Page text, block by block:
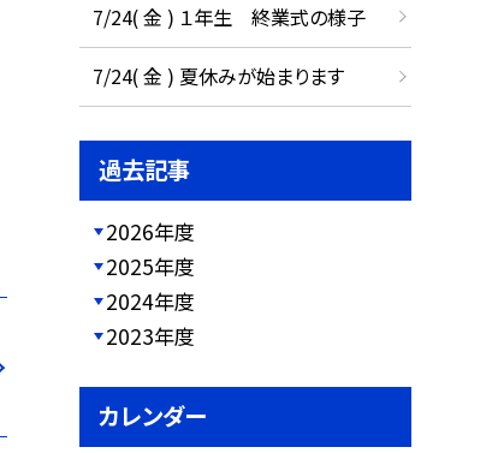
7/24( 金 ) １年生 終業式の様子
7/24( 金 ) 夏休みが始まります
過去記事
2026年度
2025年度
2024年度
2023年度
カレンダー